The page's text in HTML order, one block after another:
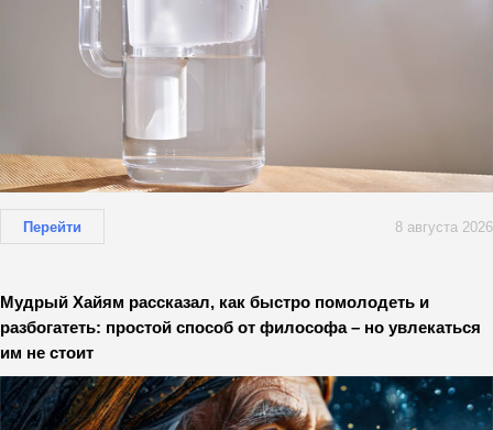
Перейти 8 августа 2026
Мудрый Хайям рассказал, как быстро помолодеть и
разбогатеть: простой способ от философа – но увлекаться
им не стоит